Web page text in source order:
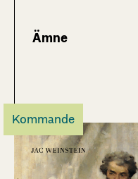
Ämne
Kommande